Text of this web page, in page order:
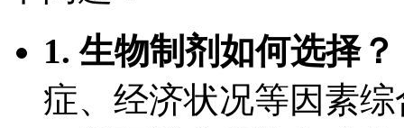
1. 生物制剂如何选择？
症、经济状况等因素